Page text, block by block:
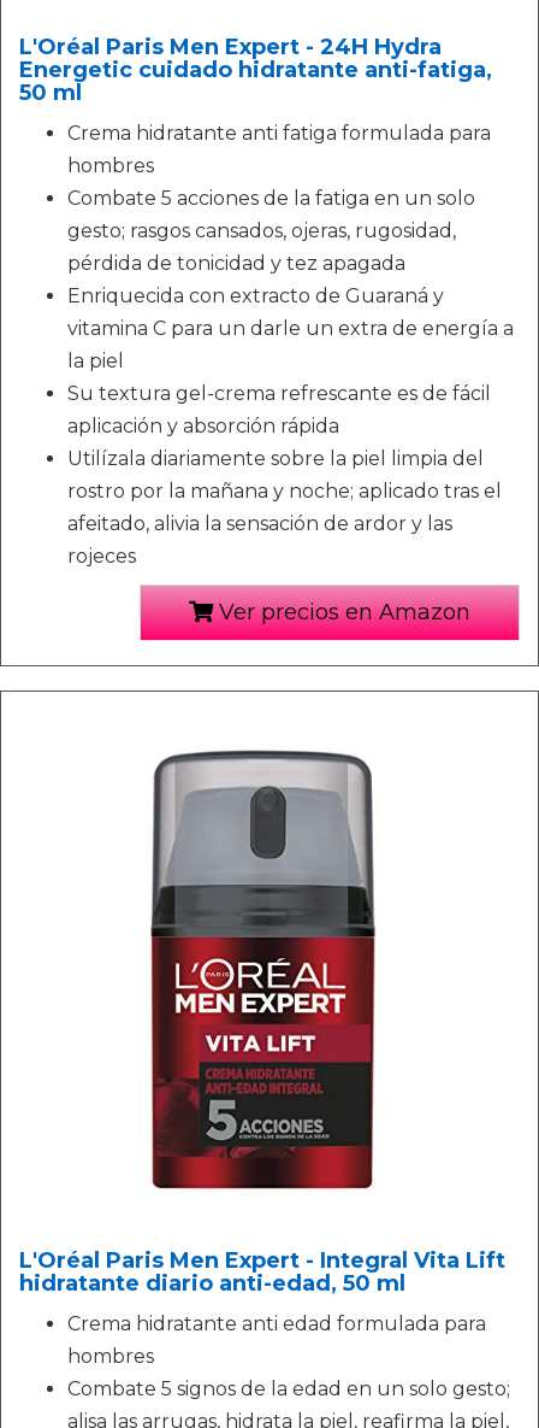
L'Oréal Paris Men Expert - 24H Hydra
Energetic cuidado hidratante anti-fatiga,
50 ml
Crema hidratante anti fatiga formulada para
hombres
Combate 5 acciones de la fatiga en un solo
gesto; rasgos cansados, ojeras, rugosidad,
pérdida de tonicidad y tez apagada
Enriquecida con extracto de Guaraná y
vitamina C para un darle un extra de energía a
la piel
Su textura gel-crema refrescante es de fácil
aplicación y absorción rápida
Utilízala diariamente sobre la piel limpia del
rostro por la mañana y noche; aplicado tras el
afeitado, alivia la sensación de ardor y las
rojeces
Ver precios en Amazon
L'Oréal Paris Men Expert - Integral Vita Lift
hidratante diario anti-edad, 50 ml
Crema hidratante anti edad formulada para
hombres
Combate 5 signos de la edad en un solo gesto;
alisa las arrugas, hidrata la piel, reafirma la piel,